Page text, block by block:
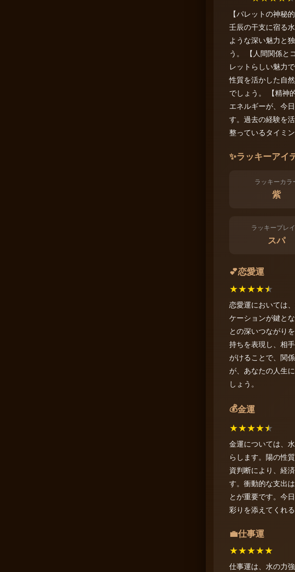
【パレットの神秘
壬辰の干支に宿る
ような深い魅力と
う。 【人間関係と
レットらしい魅力
性質を活かした自
でしょう。 【精神
エネルギーが、今
す。過去の経験を
整っているタイミン
✨ラッキーアイ
ラッキーカラ
紫
ラッキープレ
スパ
💕恋愛運
★★★★★
恋愛運においては
ケーションが鍵と
との深いつながり
持ちを表現し、相
がけることで、関
が、あなたの人生
しょう。
💰金運
★★★★★
金運については、
らします。陽の性
資判断により、経
す。衝動的な支出
とが重要です。今
彩りを添えてくれる
💼仕事運
★★★★★
仕事運は、水の力